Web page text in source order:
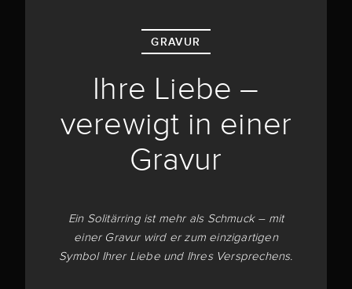
GRAVUR
Ihre Liebe –
verewigt in einer
Gravur
Ein Solitärring ist mehr als Schmuck – mit
einer Gravur wird er zum einzigartigen
Symbol Ihrer Liebe und Ihres Versprechens.